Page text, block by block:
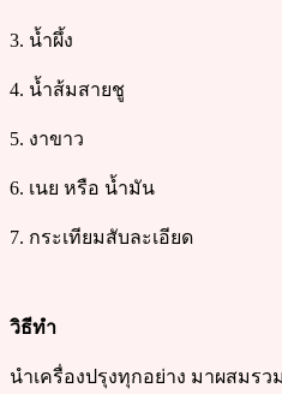
3. น้ำผึ้ง
4. น้ำส้มสายชู
5. งาขาว
6. เนย หรือ น้ำมัน
7. กระเทียมสับละเอียด
วิธีทำ
นำเครื่องปรุงทุกอย่าง มาผสมร